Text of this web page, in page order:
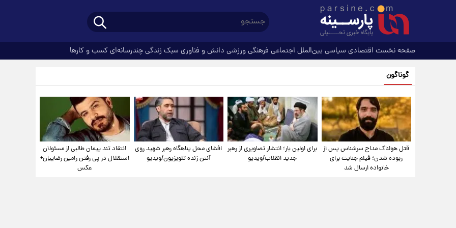
صفحه نخست اقتصادی سیاسی بین‌الملل اجتماعی فرهنگیورزشی دانش و فناوری سبک زندگیچندرسانه‌ای کسب و کارها
گوناگون
قتل هولناک مداح سرشناس پس از
ربوده شدن؛ فیلم جنایت برای
خانواده ارسال شد
برای اولین بار؛ انتشار تصاویری از رهبر
جدید انقلاب/ویدیو
افشای محل پناهگاه‌ رهبر شهید روی
آنتن زنده تلویزیون/ویدیو
انتقاد تند پیمان طالبی از مسئولان
استقلال در پی رفتن رامین رضاییان+
عکس